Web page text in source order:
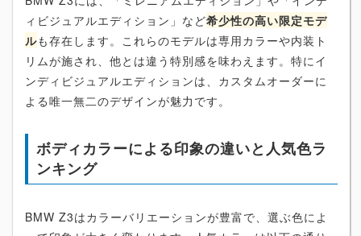
ィビジュアルエディション」など希少性の高い限定モデ
ルも存在します。これらのモデルは専用カラーや内装ト
リムが施され、他とは違う特別感を味わえます。特にイ
ンディビジュアルエディションは、カスタムオーダーに
よる唯一無二のデザインが魅力です。
ボディカラーによる印象の違いと人気色ラ
ンキング
BMW Z3はカラーバリエーションが豊富で、選ぶ色によ